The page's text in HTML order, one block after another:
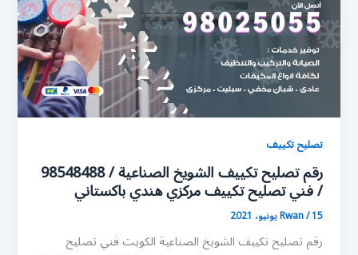
تصليح تكييف
رقم تصليح تكييف الشويخ الصناعية / 98548488
/ فني تصليح تكييف مركزي هندي باكستاني
Rwan/15 يونيو، 2021
رقم تصليح تكييف الشويخ الصناعية الكويت فني تصليح